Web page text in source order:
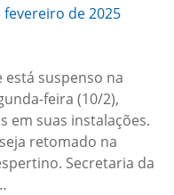
fevereiro de 2025
suspenso na
feira (10/2),
em suas instalações.
retomado na
Secretaria da